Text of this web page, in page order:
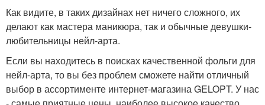
Как видите, в таких дизайнах нет ничего сложного, их
делают как мастера маникюра, так и обычные девушки-
любительницы нейл-арта.
Если вы находитесь в поисках качественной фольги для
нейл-арта, то вы без проблем сможете найти отличный
выбор в ассортименте интернет-магазина GELOPT. У нас